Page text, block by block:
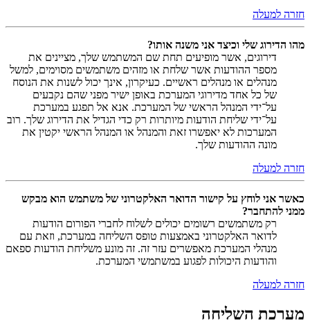
חזרה למעלה
מהו הדירוג שלי וכיצד אני משנה אותו?
דירוגים, אשר מופיעים תחת שם המשתמש שלך, מציינים את
מספר ההודעות אשר שלחת או מזהים משתמשים מסוימים, למשל
מנהלים או מנהלים ראשיים. כעיקרון, אינך יכול לשנות את הנוסח
של כל אחד מדירוגי המערכת באופן ישיר מפני שהם נקבעים
על־ידי המנהל הראשי של המערכת. אנא אל תפגע במערכת
על־ידי שליחת הודעות מיותרות רק כדי הגדיל את הדירוג שלך. רוב
המערכות לא יאפשרו זאת והמנהל או המנהל הראשי יקטין את
מונה ההודעות שלך.
חזרה למעלה
כאשר אני לוחץ על קישור הדואר האלקטרוני של משתמש הוא מבקש
ממני להתחבר?
רק משתמשים רשומים יכולים לשלוח לחברי הפורום הודעות
לדואר האלקטרוני באמצעות טופס השליחה במערכת, וזאת עם
מנהלי המערכת מאפשרים עזר זה. זה מונע משליחת הודעות ספאם
והודעות היכולות לפגוע במשתמשי המערכת.
חזרה למעלה
מערכת השליחה